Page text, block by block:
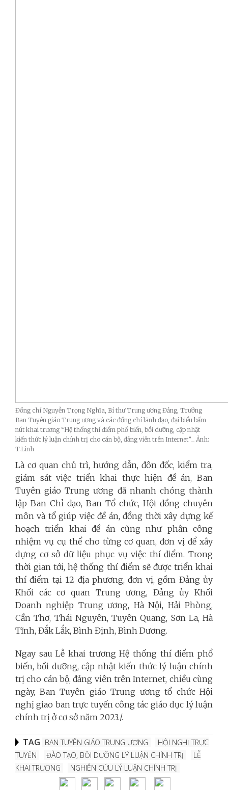
Đồng chí Nguyễn Trọng Nghĩa, Bí thư Trung ương Đảng, Trưởng
Ban Tuyên giáo Trung ương và các đồng chí lãnh đạo, đại biểu bấm
nút khai trương “Hệ thống thí điểm phổ biến, bồi dưỡng, cập nhật
kiến thức lý luận chính trị cho cán bộ, đảng viên trên Internet”_ Ảnh:
T.Linh
Là cơ quan chủ trì, hướng dẫn, đôn đốc, kiểm tra,
giám sát việc triển khai thực hiện đề án, Ban
Tuyên giáo Trung ương đã nhanh chóng thành
lập Ban Chỉ đạo, Ban Tổ chức, Hội đồng chuyên
môn và tổ giúp việc đề án, đồng thời xây dựng kế
hoạch triển khai đề án cũng như phân công
nhiệm vụ cụ thể cho từng cơ quan, đơn vị để xây
dựng cơ sở dữ liệu phục vụ việc thí điểm. Trong
thời gian tới, hệ thống thí điểm sẽ được triển khai
thí điểm tại 12 địa phương, đơn vị, gồm Đảng ủy
Khối các cơ quan Trung ương, Đảng ủy Khối
Doanh nghiệp Trung ương, Hà Nội, Hải Phòng,
Cần Thơ, Thái Nguyên, Tuyên Quang, Sơn La, Hà
Tĩnh, Đắk Lắk, Bình Định, Bình Dương.
Ngay sau Lễ khai trương Hệ thống thí điểm phổ
biến, bồi dưỡng, cập nhật kiến thức lý luận chính
trị cho cán bộ, đảng viên trên Internet, chiều cùng
ngày, Ban Tuyên giáo Trung ương tổ chức Hội
nghị giao ban trực tuyến công tác giáo dục lý luận
chính trị ở cơ sở năm 2023./.
TAG BAN TUYÊN GIÁO TRUNG ƯƠNG
HỘI NGHỊ TRỰC
TUYẾN
ĐÀO TẠO, BỒI DƯỠNG LÝ LUẬN CHÍNH TRỊ
LỄ
KHAI TRƯƠNG
NGHIÊN CỨU LÝ LUẬN CHÍNH TRỊ